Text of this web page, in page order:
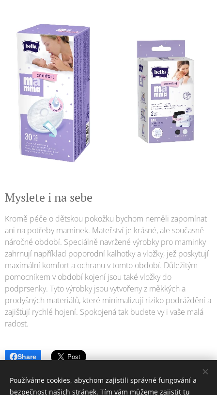
Myslete i na sebe
Kromě péče o dětskou pokožku bychom neměli zapomínat
ani na potřeby maminek. Mateřství je krásné, ale současně
náročné období. Speciálně navržené výrobky pro maminky
zahrnují například poporodní kalhotky a vložky, jež poskytují
maximální komfort a ochranu v tomto období. Důležitým
pomocníkem v období kojení jsou také vložky do
podprsenky. Tyto výrobky jsou vytvořeny z měkkých a
prodyšných materiálů, které minimalizují riziko podráždění a
zajišťují rychlé hojení. Spokojená tak budete vy i vaše malá
radost.
Share
Používáme cookies, abychom zajistili správné fungování a
bezpečnost našich stránek. Tím vám můžeme zajistit tu